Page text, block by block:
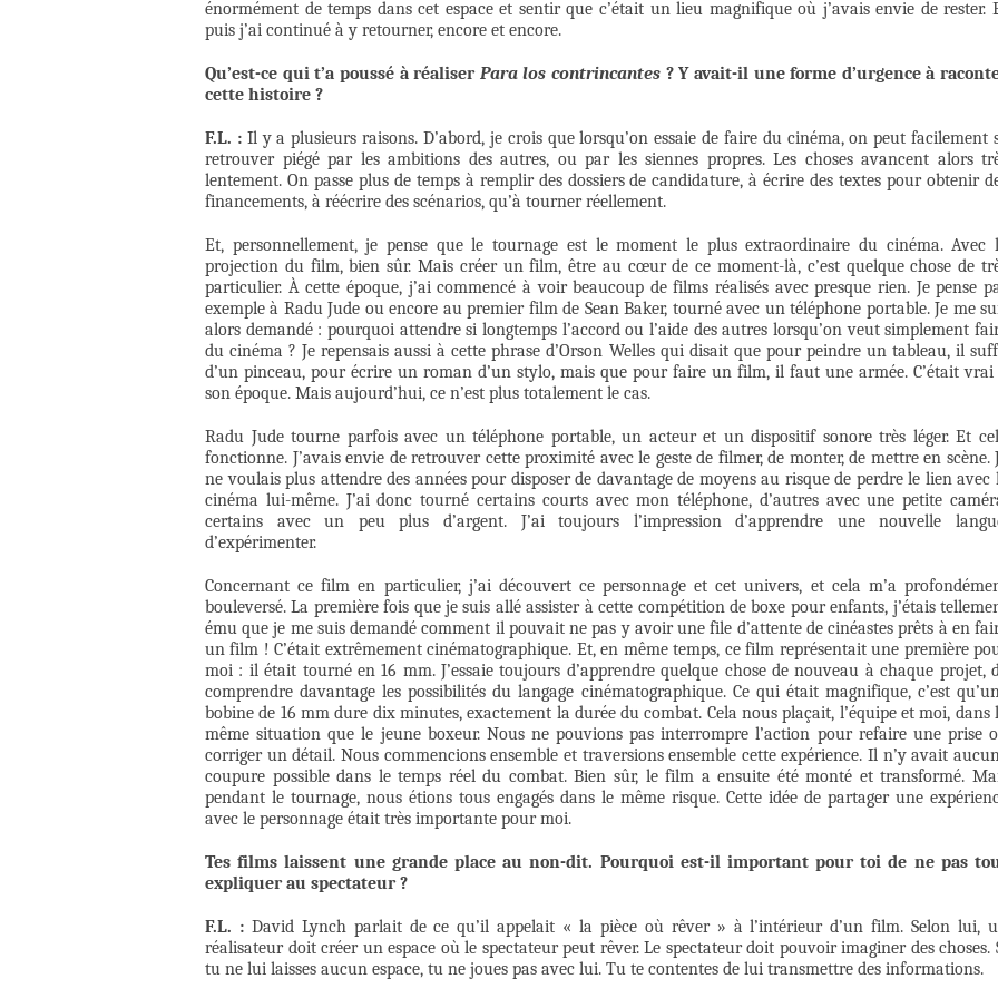
énormément de temps dans cet espace et sentir que c’était un lieu magnifique où j’avais envie de rester.
puis j’ai continué à y retourner, encore et encore.
Qu’est-ce qui t’a poussé à réaliser Para los contrincantes ? Y avait-il une forme d’urgence à
cette histoire ?
F.L. : Il y a plusieurs raisons. D’abord, je crois que lorsqu’on essaie de faire du cinéma, on peut facilement
retrouver piégé par les ambitions des autres, ou par les siennes propres. Les choses avancent alors
lentement. On passe plus de temps à remplir des dossiers de candidature, à écrire des textes pour obtenir
financements, à réécrire des scénarios, qu’à tourner réellement.
Et, personnellement, je pense que le tournage est le moment le plus extraordinaire du cinéma. Avec
projection du film, bien sûr. Mais créer un film, être au cœur de ce moment-là, c’est quelque chose de
particulier. À cette époque, j’ai commencé à voir beaucoup de films réalisés avec presque rien. Je pense
exemple à Radu Jude ou encore au premier film de Sean Baker, tourné avec un téléphone portable. Je me
alors demandé : pourquoi attendre si longtemps l’accord ou l’aide des autres lorsqu’on veut simplement
du cinéma ? Je repensais aussi à cette phrase d’Orson Welles qui disait que pour peindre un tableau, il
d’un pinceau, pour écrire un roman d’un stylo, mais que pour faire un film, il faut une armée. C’était vrai
son époque. Mais aujourd’hui, ce n’est plus totalement le cas.
Radu Jude tourne parfois avec un téléphone portable, un acteur et un dispositif sonore très léger. Et
fonctionne. J’avais envie de retrouver cette proximité avec le geste de filmer, de monter, de mettre en scène.
ne voulais plus attendre des années pour disposer de davantage de moyens au risque de perdre le lien avec
cinéma lui-même. J’ai donc tourné certains courts avec mon téléphone, d’autres avec une petite
certains avec un peu plus d’argent. J’ai toujours l’impression d’apprendre une nouvelle
d’expérimenter.
Concernant ce film en particulier, j’ai découvert ce personnage et cet univers, et cela m’a
bouleversé. La première fois que je suis allé assister à cette compétition de boxe pour enfants, j’étais
ému que je me suis demandé comment il pouvait ne pas y avoir une file d’attente de cinéastes prêts à en
un film ! C’était extrêmement cinématographique. Et, en même temps, ce film représentait une première
moi : il était tourné en 16 mm. J’essaie toujours d’apprendre quelque chose de nouveau à chaque projet,
comprendre davantage les possibilités du langage cinématographique. Ce qui était magnifique, c’est
bobine de 16 mm dure dix minutes, exactement la durée du combat. Cela nous plaçait, l’équipe et moi, dans
même situation que le jeune boxeur. Nous ne pouvions pas interrompre l’action pour refaire une prise
corriger un détail. Nous commencions ensemble et traversions ensemble cette expérience. Il n’y avait
coupure possible dans le temps réel du combat. Bien sûr, le film a ensuite été monté et transformé.
pendant le tournage, nous étions tous engagés dans le même risque. Cette idée de partager une
avec le personnage était très importante pour moi.
Tes films laissent une grande place au non-dit. Pourquoi est-il important pour toi de ne pas
expliquer au spectateur ?
F.L. : David Lynch parlait de ce qu’il appelait « la pièce où rêver » à l’intérieur d’un film. Selon lui,
réalisateur doit créer un espace où le spectateur peut rêver. Le spectateur doit pouvoir imaginer des choses.
tu ne lui laisses aucun espace, tu ne joues pas avec lui. Tu te contentes de lui transmettre des informations.